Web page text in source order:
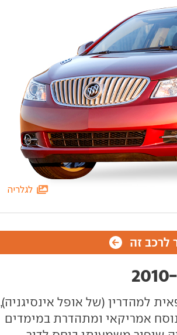
לגלריה
זה
למהדרין (של אופל אינסיגניה),
אמריקאי ומתהדרת במימדים